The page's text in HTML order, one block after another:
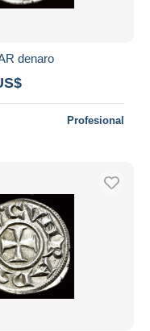
denaro
Profesional